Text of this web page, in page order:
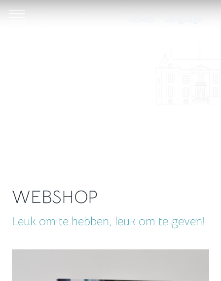
WEBSHOP
Leuk om te hebben, leuk om te geven!